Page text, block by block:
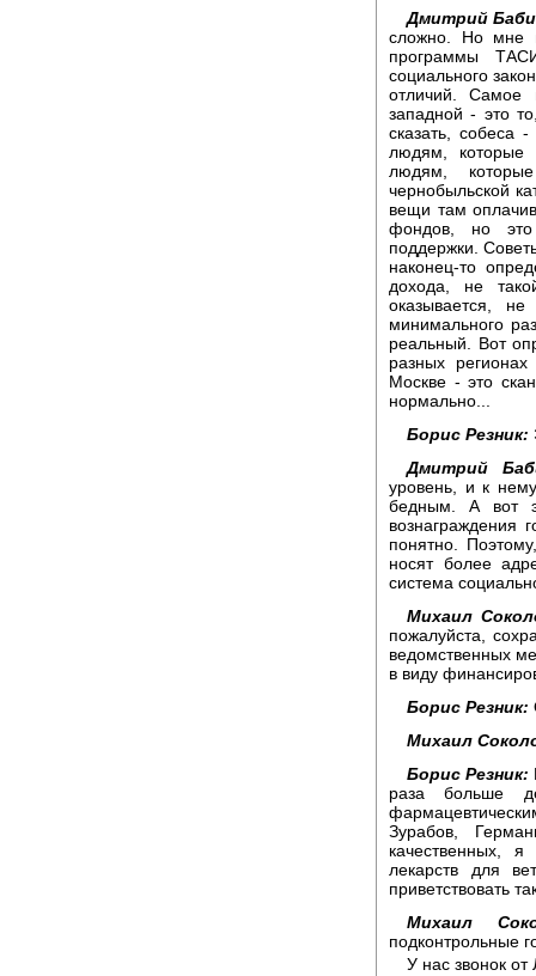
Дмитрий
сложно. Но мне
программы
социального
отличий. Самое
западной - это
сказать,
людям, которые
людям,
чернобыльской
вещи там
фондов, но
поддержки.
наконец-то
дохода, не
оказывается,
минимального
реальный. Вот
разных
Москве - это
нормально...
Борис Резник:
Дмитрий
уровень, и к
бедным. А вот
вознаграждения
понятно.
носят более
система
Михаил
пожалуйста,
ведомственных
в виду
Борис Резник:
Михаил
Борис Резник:
раза больше
Зурабов,
качественных,
лекарств для
приветствовать
Михаил
подконтрольные
У нас звонок